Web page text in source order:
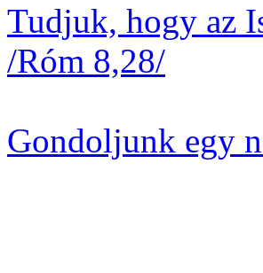
Tudjuk, hogy az
/Róm 8,28/
Gondoljunk egy